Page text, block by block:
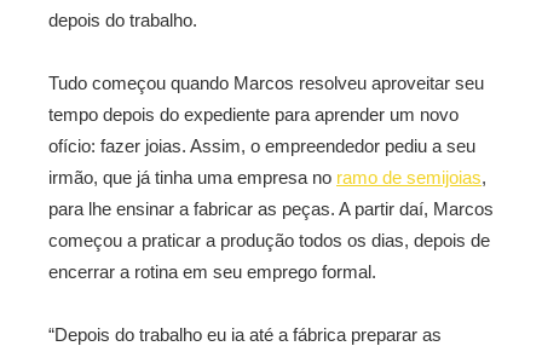
depois do trabalho.
Tudo começou quando Marcos resolveu aproveitar seu
tempo depois do expediente para aprender um novo
ofício: fazer joias. Assim, o empreendedor pediu a seu
irmão, que já tinha uma empresa no ramo de semijoias,
para lhe ensinar a fabricar as peças. A partir daí, Marcos
começou a praticar a produção todos os dias, depois de
encerrar a rotina em seu emprego formal.
“Depois do trabalho eu ia até a fábrica preparar as